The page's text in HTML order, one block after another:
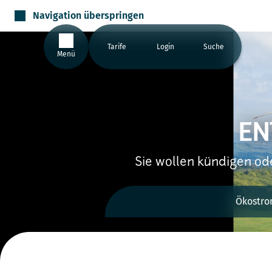
Navigation überspringen
Menü
Tarife Login Suche
Sie wollen kündigen